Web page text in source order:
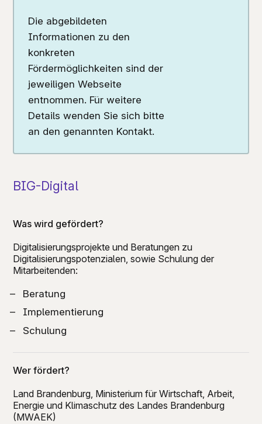
Die abgebildeten
Informationen zu den
konkreten
Fördermöglichkeiten sind der
jeweiligen Webseite
entnommen. Für weitere
Details wenden Sie sich bitte
an den genannten Kontakt.
BIG-Digital
Was wird gefördert?
Digitalisierungsprojekte und Beratungen zu
Digitalisierungspotenzialen, sowie Schulung der
Mitarbeitenden:
Beratung
Implementierung
Schulung
Wer fördert?
Land Brandenburg, Ministerium für Wirtschaft, Arbeit,
Energie und Klimaschutz des Landes Brandenburg
(MWAEK)